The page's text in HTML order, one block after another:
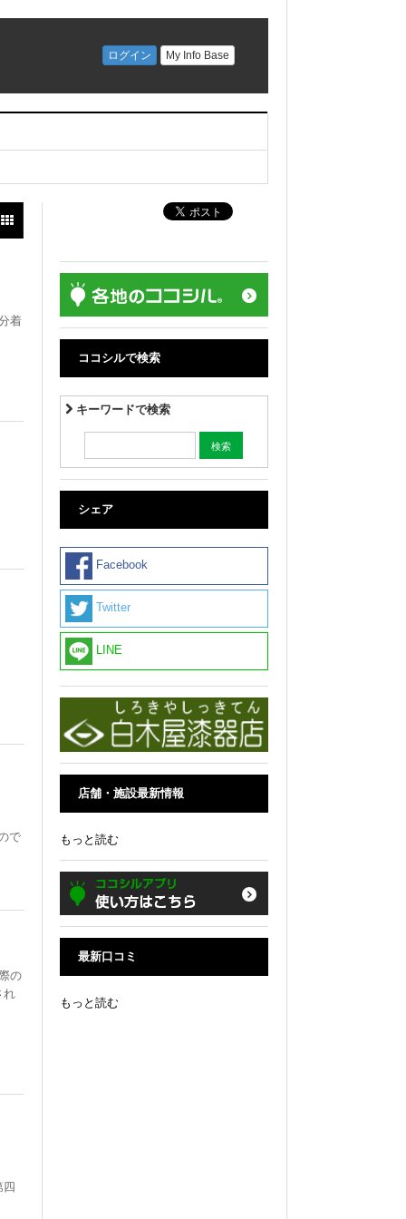
着
で
の
れ
四
ココシルで検索
キーワードで検索
シェア
Facebook
Twitter
LINE
店舗・施設最新情報
もっと読む
最新口コミ
もっと読む